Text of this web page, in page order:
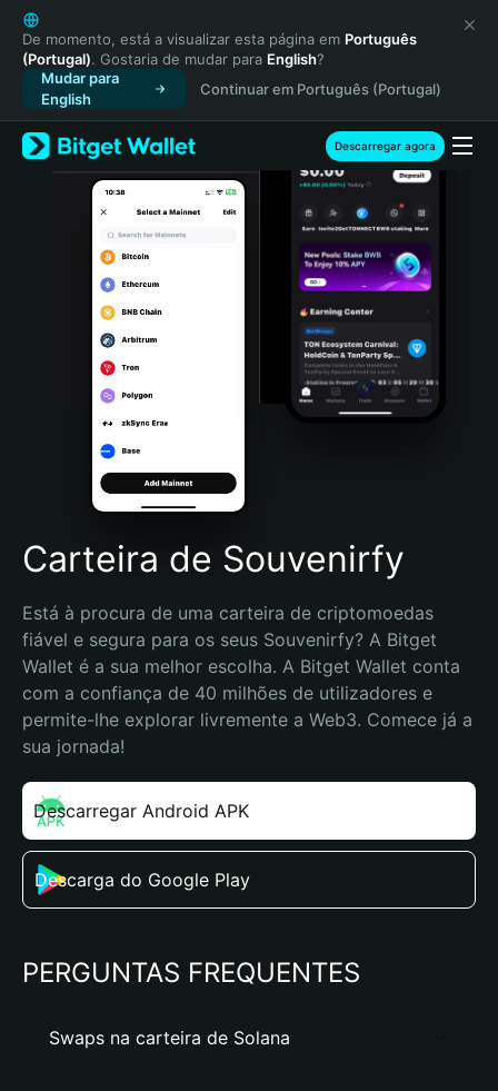
English
日本語
Tiếng Việt
Русский
Español (Latinoamérica)
Türkçe
Italiano
Português (Portugal)
Bahasa Indonesia
Português (Brasil)
Español (Argentina)
De momento, está a visualizar esta página em Português
(Portugal). Gostaria de mudar para English?
Mudar para
English
Continuar em Português (Portugal)
Descarregar agora
Carteira de Souvenirfy
Está à procura de uma carteira de criptomoedas
fiável e segura para os seus Souvenirfy? A Bitget
Wallet é a sua melhor escolha. A Bitget Wallet conta
com a confiança de 40 milhões de utilizadores e
permite-lhe explorar livremente a Web3. Comece já a
sua jornada!
Descarregar Android APK
Descarga do Google Play
PERGUNTAS FREQUENTES
Swaps na carteira de Solana